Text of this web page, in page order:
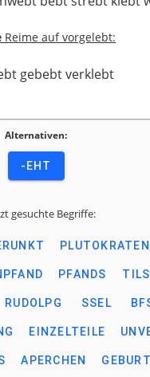
Reime auf vorgelebt:
gebebt verklebt
Alternativen:
-EHT
gesuchte Begriffe:
PLUTOKRATEN
PFANDS
RUDOLPG SSEL
EINZELTEILE
APERCHEN